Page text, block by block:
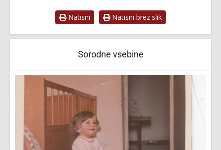
Natisni Natisni brez slik
Sorodne vsebine